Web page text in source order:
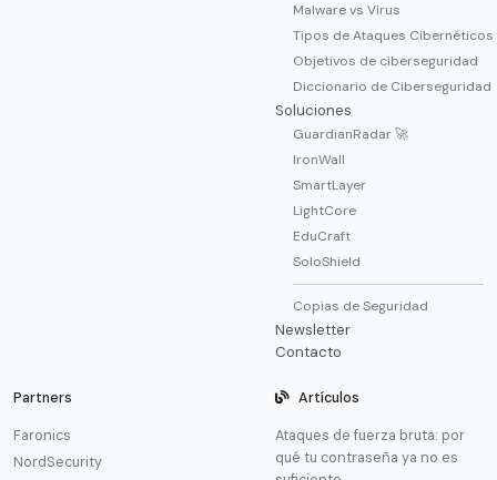
Malware vs Virus
Tipos de Ataques Cibernéticos
Objetivos de ciberseguridad
Diccionario de Ciberseguridad
Soluciones
GuardianRadar 🚀
IronWall
SmartLayer
LightCore
EduCraft
SoloShield
Copias de Seguridad
Newsletter
Contacto
Partners
Faronics
NordSecurity
Artículos
Ataques de fuerza bruta: por
qué tu contraseña ya no es